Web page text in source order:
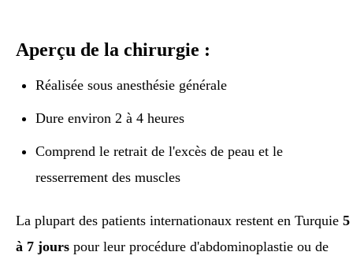
Aperçu de la chirurgie :
Réalisée sous anesthésie générale
Dure environ 2 à 4 heures
Comprend le retrait de l'excès de peau et le
resserrement des muscles
La plupart des patients internationaux restent en Turquie 5
à 7 jours pour leur procédure d'abdominoplastie ou de